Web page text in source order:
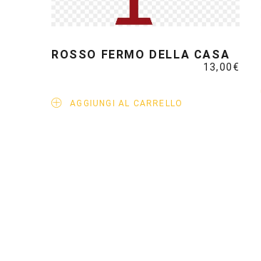
ROSSO FERMO DELLA CASA
13,00€
AGGIUNGI AL CARRELLO